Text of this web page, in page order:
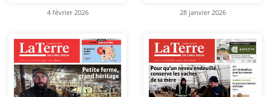
4 février 2026 28 janvier 2026